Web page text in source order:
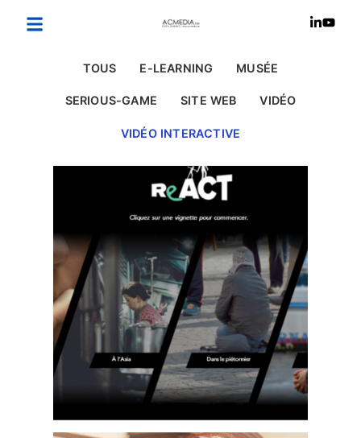
TOUS E-LEARNING MUSÉE
SERIOUS-GAME SITE WEB VIDÉO
VIDÉO INTERACTIVE